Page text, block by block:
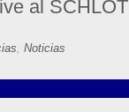
al SCHLOT
, Noticias